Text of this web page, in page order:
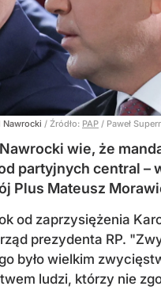
Nawrocki / Źródło: PAP / Paweł
wie, że
partyjnych central –
Plus Mateusz
od zaprzysiężenia
prezydenta RP.
było wielkim
ludzi, którzy nie